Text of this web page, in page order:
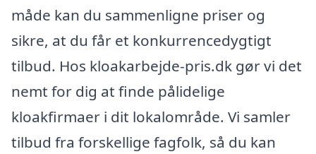
måde kan du sammenligne priser og
sikre, at du får et konkurrencedygtigt
tilbud. Hos kloakarbejde-pris.dk gør vi det
nemt for dig at finde pålidelige
kloakfirmaer i dit lokalområde. Vi samler
tilbud fra forskellige fagfolk, så du kan